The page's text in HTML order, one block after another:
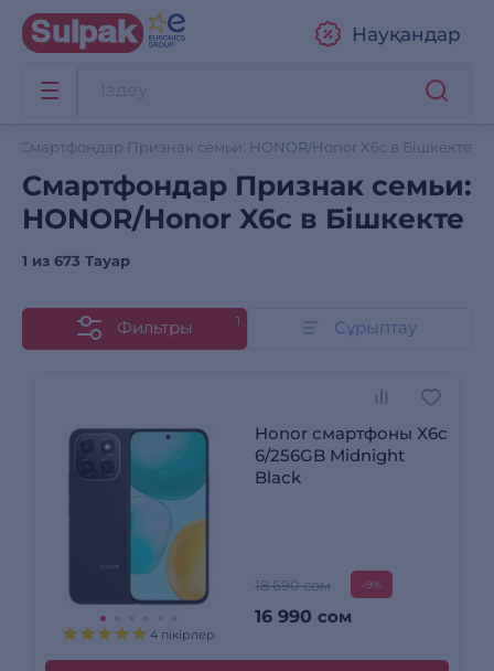
Науқандар
Смартфондар Признак семьи: HONOR/Honor X6c в Бішкекте
Смартфондар Признак семьи:
HONOR/Honor X6c в Бішкекте
1 из 673 Тауар
Фильтры 1 Сұрыптау
4 пікірлер
Honor смартфоны X6c
6/256GB Midnight
Black
18 690 сом -9%
16 990 сом